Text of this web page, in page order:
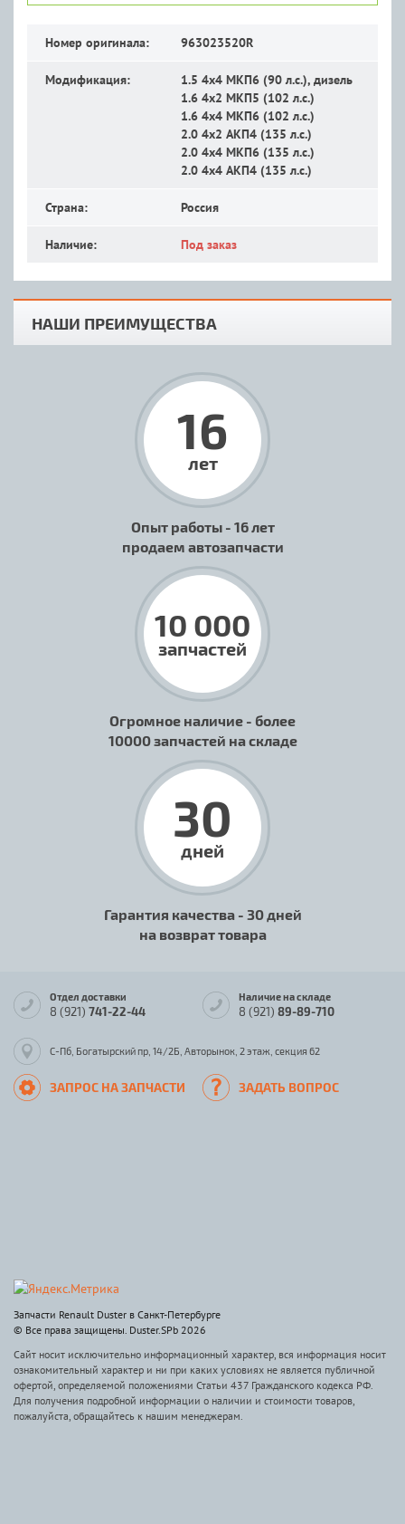
Номер оригинала: 963023520R
Модификация:
1.5 4x4 MКП6 (90 л.с.), дизель
1.6 4x2 MКП5 (102 л.с.)
1.6 4x4 MКП6 (102 л.с.)
2.0 4x2 АКП4 (135 л.с.)
2.0 4x4 MКП6 (135 л.с.)
2.0 4x4 АКП4 (135 л.с.)
Страна: Россия
Наличие: Под заказ
НАШИ ПРЕИМУЩЕСТВА
16
лет
Опыт работы - 16 лет
продаем автозапчасти
10 000
запчастей
Огромное наличие - более
10000 запчастей на складе
30
дней
Гарантия качества - 30 дней
на возврат товара
Отдел доставки
8 (921) 741-22-44
Наличие на складе
8 (921) 89-89-710
С-Пб, Богатырский пр, 14/2Б, Авторынок, 2 этаж, секция 62
ЗАПРОС НА ЗАПЧАСТИ ЗАДАТЬ ВОПРОС
Запчасти Renault Duster в Санкт-Петербурге
© Все права защищены. Duster.SPb 2026
Сайт носит исключительно информационный характер, вся информация носит
ознакомительный характер и ни при каких условиях не является публичной
офертой, определяемой положениями Статьи 437 Гражданского кодекса РФ.
Для получения подробной информации о наличии и стоимости товаров,
пожалуйста, обращайтесь к нашим менеджерам.